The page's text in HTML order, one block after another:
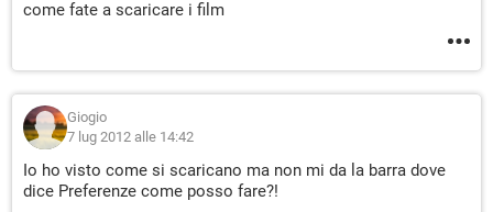
come fate a scaricare i film
Giogio
7 lug 2012 alle 14:42
Io ho visto come si scaricano ma non mi da la barra dove
dice Preferenze come posso fare?!